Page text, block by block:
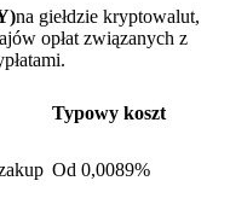
BTR
na giełdzie kryptowalut,
opłat związanych z
Typowy koszt
Od 0,0089%